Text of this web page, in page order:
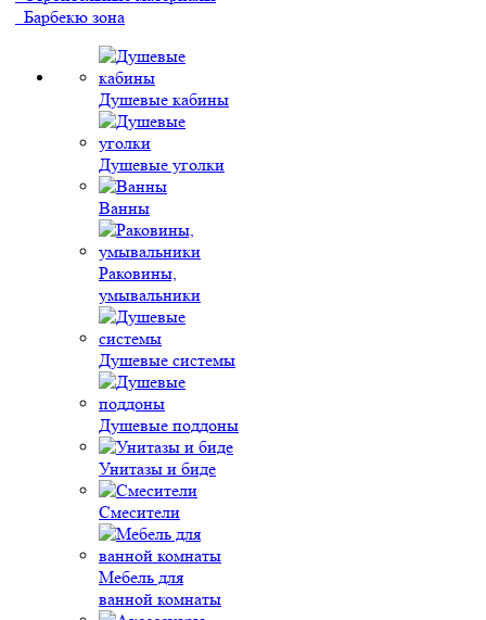
Барбекю зона
Душевые кабины
Душевые уголки
Ванны
Раковины,
умывальники
Душевые системы
Душевые поддоны
Унитазы и биде
Смесители
Мебель для
ванной комнаты